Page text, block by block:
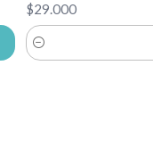
$29.000
Cantidad